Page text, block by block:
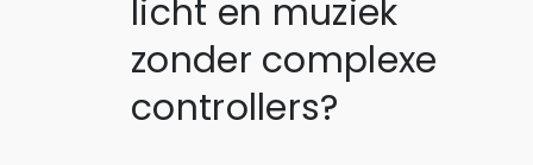
licht en muziek
zonder complexe
controllers?